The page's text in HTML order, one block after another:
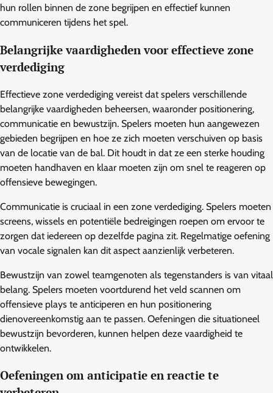
hun rollen binnen de zone begrijpen en effectief kunnen
communiceren tijdens het spel.
Belangrijke vaardigheden voor effectieve zone
verdediging
Effectieve zone verdediging vereist dat spelers verschillende
belangrijke vaardigheden beheersen, waaronder positionering,
communicatie en bewustzijn. Spelers moeten hun aangewezen
gebieden begrijpen en hoe ze zich moeten verschuiven op basis
van de locatie van de bal. Dit houdt in dat ze een sterke houding
moeten handhaven en klaar moeten zijn om snel te reageren op
offensieve bewegingen.
Communicatie is cruciaal in een zone verdediging. Spelers moeten
screens, wissels en potentiële bedreigingen roepen om ervoor te
zorgen dat iedereen op dezelfde pagina zit. Regelmatige oefening
van vocale signalen kan dit aspect aanzienlijk verbeteren.
Bewustzijn van zowel teamgenoten als tegenstanders is van vitaal
belang. Spelers moeten voortdurend het veld scannen om
offensieve plays te anticiperen en hun positionering
dienovereenkomstig aan te passen. Oefeningen die situationeel
bewustzijn bevorderen, kunnen helpen deze vaardigheid te
ontwikkelen.
Oefeningen om anticipatie en reactie te